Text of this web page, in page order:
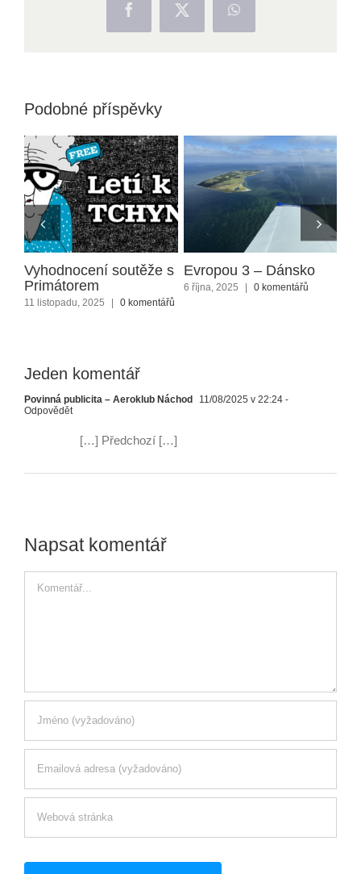
FacebookX WhatsApp
Podobné příspěvky
Vyhodnocení soutěže s
Primátorem
11 listopadu, 2025 0 komentářů
Evropou 3 – Dánsko
6 října, 2025 0 komentářů
Jeden komentář
Povinná publicita – Aeroklub Náchod 11/08/2025 v 22:24 -
Odpovědět
[…] Předchozí […]
Napsat komentář
Komentář